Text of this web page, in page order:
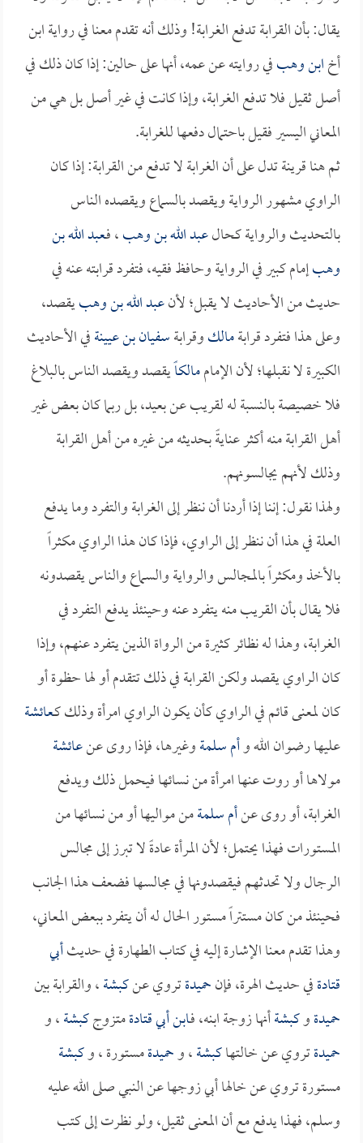
يقال: بأن القرابة تدفع الغرابة! وذلك أنه تقدم معنا في رواية ابن
أخابن وهبفي روايته عن عمه، أنها على حالين: إذا كان ذلك في
أصل ثقيل فلا تدفع الغرابة، وإذا كانت في غير أصل بل هي من
المعاني اليسير فقيل باحتمال دفعها للغرابة.
ثم هنا قرينة تدل على أن الغرابة لا تدفع من القرابة: إذا كان
الراوي مشهور الرواية ويقصد بالسماع ويقصده الناس
بالتحديث والرواية كحالعبد الله بن وهب، فـعبد الله بن
وهبإمام كبير في الرواية وحافظ فقيه، فتفرد قرابته عنه في
حديث من الأحاديث لا يقبل؛ لأنعبد الله بن وهبيقصد،
وعلى هذا فتفرد قرابةمالكوقرابةسفيان بن عيينةفي الأحاديث
الكبيرة لا نقبلها؛ لأن الإماممالكاًيقصد ويقصد الناس بالبلاغ
فلا خصيصة بالنسبة له لقريب عن بعيد، بل ربما كان بعض غير
أهل القرابة منه أكثر عنايةً بحديثه من غيره من أهل القرابة
وذلك لأنهم يجالسونهم.
ولهذا نقول: إننا إذا أردنا أن ننظر إلى الغرابة والتفرد وما يدفع
العلة في هذا أن ننظر إلى الراوي، فإذا كان هذا الراوي مكثراً
بالأخذ ومكثراً بالمجالس والرواية والسماع والناس يقصدونه
فلا يقال بأن القريب منه يتفرد عنه وحينئذ يدفع التفرد في
الغرابة، وهذا له نظائر كثيرة من الرواة الذين يتفرد عنهم، وإذا
كان الراوي يقصد ولكن القرابة في ذلك تتقدم أو لها حظوة أو
كان لمعنى قائم في الراوي كأن يكون الراوي امرأة وذلك كـعائشة
عليها رضوان الله وأم سلمةوغيرها، فإذا روى عنعائشة
مولاها أو روت عنها امرأة من نسائها فيحمل ذلك ويدفع
الغرابة، أو روى عنأم سلمةمن مواليها أو من نسائها من
المستورات فهذا يحتمل؛ لأن المرأة عادةً لا تبرز إلى مجالس
الرجال ولا تحدثهم فيقصدونها في مجالسها فضعف هذا الجانب
فحينئذ من كان مستتراً مستور الحال له أن يتفرد ببعض المعاني،
وهذا تقدم معنا الإشارة إليه في كتاب الطهارة في حديثأبي
قتادةفي حديث الهرة، فإنحميدةتروي عنكبشة، والقرابة بين
حميدةوكبشةأنها زوجة ابنه، فـابن أبي قتادةمتزوجكبشة، و
حميدةتروي عن خالتهاكبشة، وحميدةمستورة ، وكبشة
مستورة تروي عن خالها أبي زوجها عن النبي صلى الله عليه
وسلم، فهذا يدفع مع أن المعنى ثقيل، ولو نظرت إلى كتب